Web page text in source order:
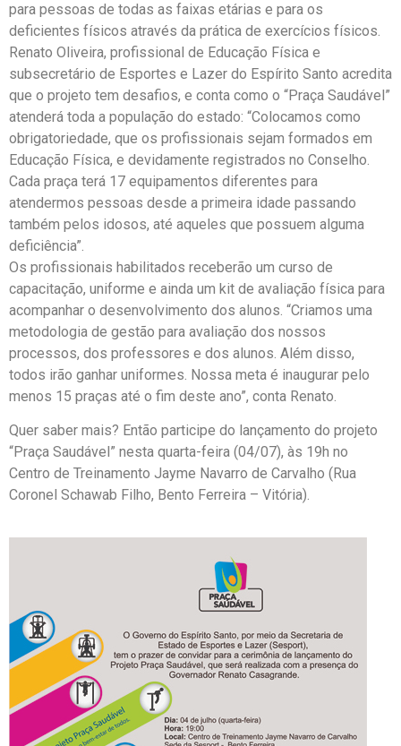
para pessoas de todas as faixas etárias e para os
deficientes físicos através da prática de exercícios físicos.
Renato Oliveira, profissional de Educação Física e
subsecretário de Esportes e Lazer do Espírito Santo acredita
que o projeto tem desafios, e conta como o “Praça Saudável”
atenderá toda a população do estado: “Colocamos como
obrigatoriedade, que os profissionais sejam formados em
Educação Física, e devidamente registrados no Conselho.
Cada praça terá 17 equipamentos diferentes para
atendermos pessoas desde a primeira idade passando
também pelos idosos, até aqueles que possuem alguma
deficiência”.
Os profissionais habilitados receberão um curso de
capacitação, uniforme e ainda um kit de avaliação física para
acompanhar o desenvolvimento dos alunos. “Criamos uma
metodologia de gestão para avaliação dos nossos
processos, dos professores e dos alunos. Além disso,
todos irão ganhar uniformes. Nossa meta é inaugurar pelo
menos 15 praças até o fim deste ano”, conta Renato.
Quer saber mais? Então participe do lançamento do projeto
“Praça Saudável” nesta quarta-feira (04/07), às 19h no
Centro de Treinamento Jayme Navarro de Carvalho (Rua
Coronel Schawab Filho, Bento Ferreira – Vitória).